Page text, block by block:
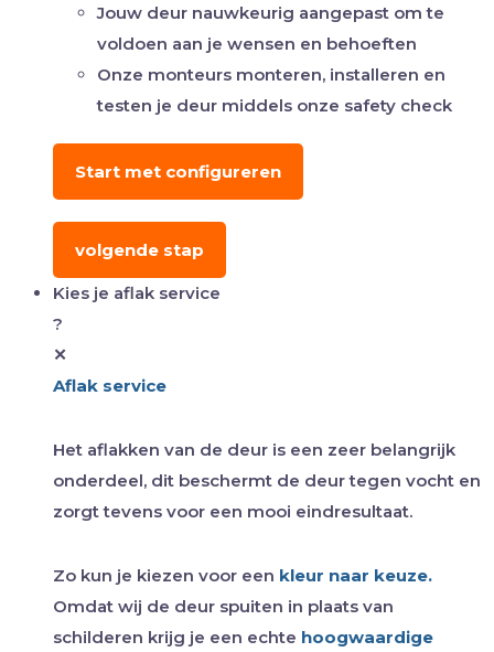
Jouw deur nauwkeurig aangepast om te
voldoen aan je wensen en behoeften
Onze monteurs monteren, installeren en
testen je deur middels onze safety check
Start met configureren
volgende stap
Kies je aflak service
?
✕
Aflak service
Het aflakken van de deur is een zeer belangrijk
onderdeel, dit beschermt de deur tegen vocht en
zorgt tevens voor een mooi eindresultaat.
Zo kun je kiezen voor een kleur naar keuze.
Omdat wij de deur spuiten in plaats van
schilderen krijg je een echte hoogwaardige